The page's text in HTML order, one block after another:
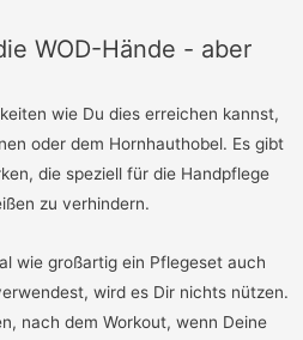
WOD-Hände - aber
wie Du dies erreichen kannst,
oder dem Hornhauthobel. Es gibt
die speziell für die Handpflege
zu verhindern.
wie großartig ein Pflegeset auch
wird es Dir nichts nützen.
nach dem Workout, wenn Deine